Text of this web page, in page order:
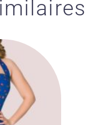
Ajouter
à la liste